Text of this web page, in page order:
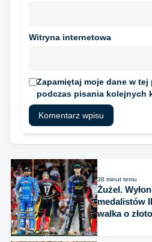
Witryna internetowa
Zapamiętaj moje dane w tej
podczas pisania kolejnych
38 minut temu
Żużel.
medalistów
walka o złoto